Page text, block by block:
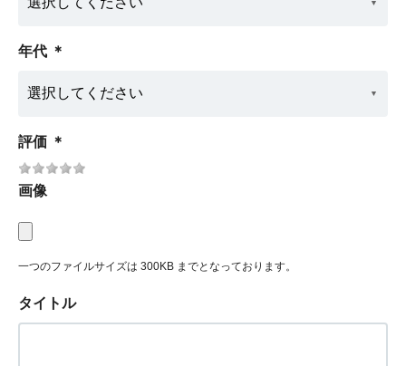
年代 ＊
評価 ＊
画像
一つのファイルサイズは 300KB までとなっております。
タイトル